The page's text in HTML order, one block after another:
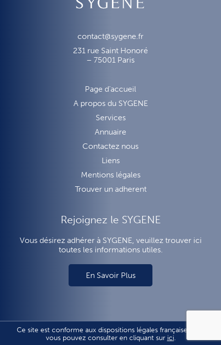
contact@sygene.fr
231 rue Saint Honoré
– 75001 Paris
Page d’accueil
A propos du SYGENE
Services
Annuaire
Contactez nous
Liens
Mentions légales
Trouver un adherent
Rejoignez le SYGENE
Vous désirez adhérer à SYGENE, veuillez trouver ici
toutes les informations utiles.
En Savoir Plus
Ce site est conforme aux dispositions légales françaises que
vous pouvez consulter en cliquant sur ici.